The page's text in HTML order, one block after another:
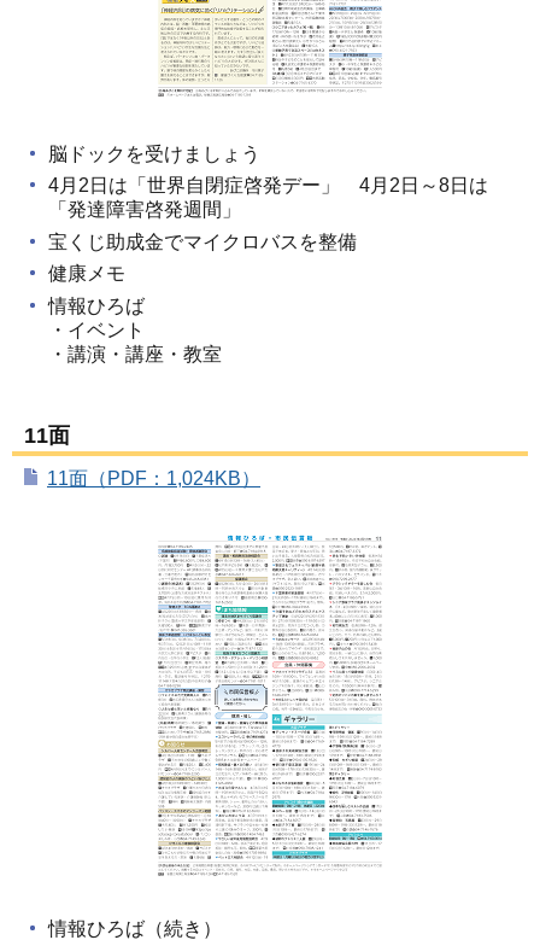
脳ドックを受けましょう
4月2日は「世界自閉症啓発デー」 4月2日～8日は
「発達障害啓発週間」
宝くじ助成金でマイクロバスを整備
健康メモ
情報ひろば
・イベント
・講演・講座・教室
11面
11面（PDF：1,024KB）
情報ひろば（続き）